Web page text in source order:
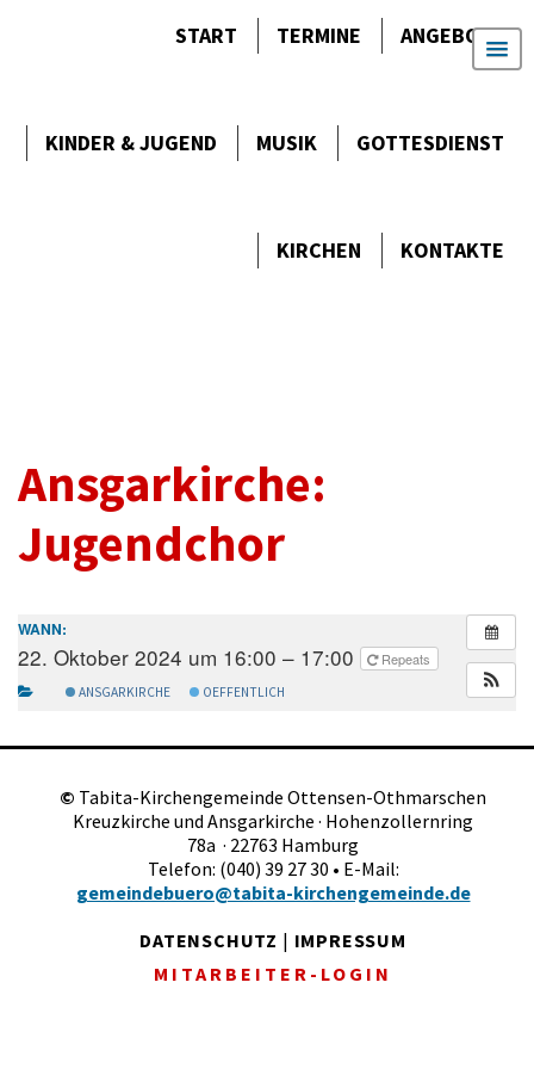
START TERMINE ANGEBOTE
KINDER & JUGEND MUSIK GOTTES­DIENST
KIRCHEN KONTAKTE
Ansgarkirche:
Jugendchor
WANN:
22. Oktober 2024 um 16:00 – 17:00 Repeats
ANSGARKIRCHE OEFFENTLICH
© Tabita-Kirchengemeinde Ottensen-Othmarschen
Kreuzkirche und Ansgarkirche · Hohenzollernring
78a · 22763 Hamburg
Telefon: (040) 39 27 30 • E-Mail:
gemeindebuero@tabita-kirchengemeinde.de
DATENSCHUTZ | IMPRESSUM
MITARBEITER-LOGIN